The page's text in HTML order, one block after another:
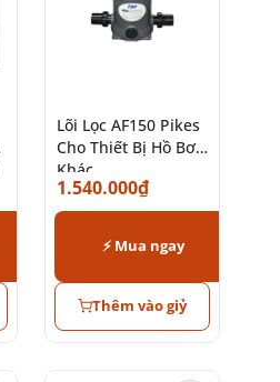
Lõi Lọc AF150 Pikes
Cho Thiết Bị Hồ Bơi
Khác
1.540.000₫
⚡ Mua ngay
Thêm vào giỷ